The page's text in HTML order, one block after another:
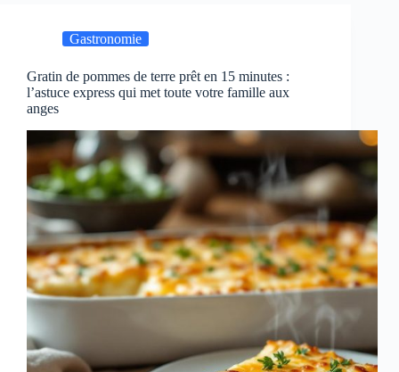
Gastronomie
Gratin de pommes de terre prêt en 15 minutes :
l’astuce express qui met toute votre famille aux
anges